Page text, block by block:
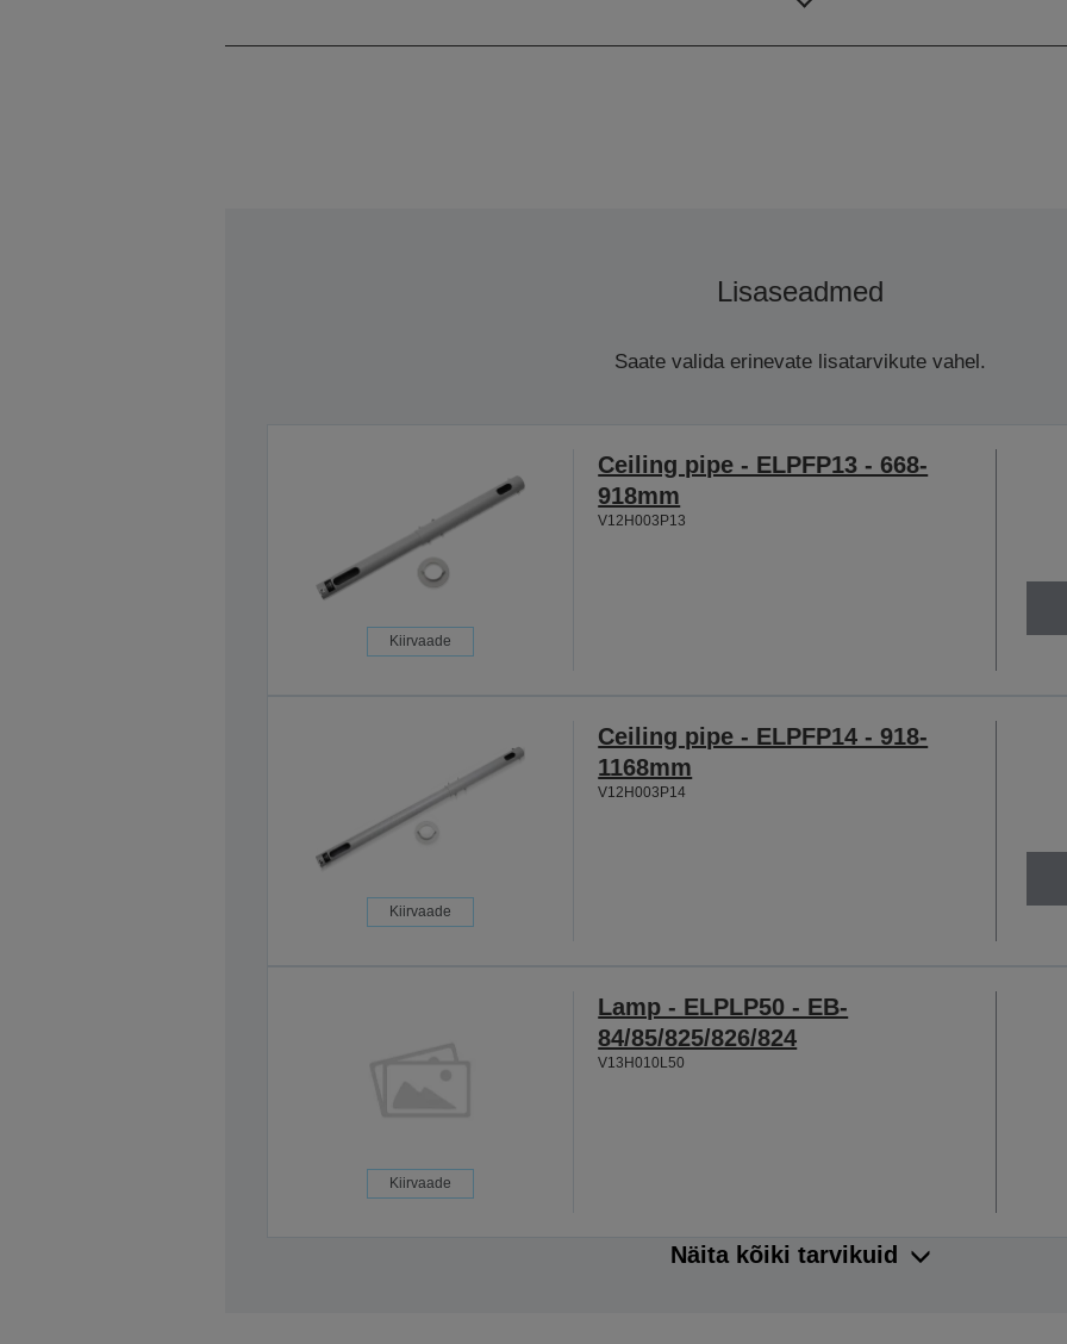
Lisaseadmed
Saate valida erinevate lisatarvikute vahel.
Kiirvaade
Ceiling pipe - ELPFP13 - 668-
918mm
V12H003P13
Kiirvaade
Ceiling pipe - ELPFP14 - 918-
1168mm
V12H003P14
Kiirvaade
Lamp - ELPLP50 - EB-
84/85/825/826/824
V13H010L50
Näita kõiki tarvikuid